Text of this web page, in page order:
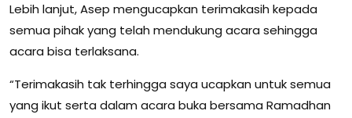
Lebih lanjut, Asep mengucapkan terimakasih kepada
semua pihak yang telah mendukung acara sehingga
acara bisa terlaksana.
“Terimakasih tak terhingga saya ucapkan untuk semua
yang ikut serta dalam acara buka bersama Ramadhan